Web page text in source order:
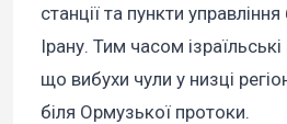
станції та пункти
Ірану. Тим часом
що вибухи чули у низці
біля Ормузької протоки.